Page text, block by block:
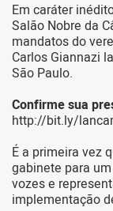
Em caráter
Salão Nobre da
mandatos do
Carlos Giannazi
São Paulo.
Confirme sua
http://bit.ly/
É a primeira vez
gabinete para
vozes e
implementação